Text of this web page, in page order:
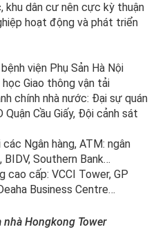
khu dân cư nên cực kỳ thuận
hoạt động và phát triển
viện Phụ Sản Hà Nội
Giao thông vận tải
chính nhà nước: Đại sự quán
Quận Cầu Giấy, Đội cảnh sát
Ngân hàng, ATM: ngân
BIDV, Southern Bank…
cao cấp: VCCI Tower, GP
Business Centre…
Hongkong Tower